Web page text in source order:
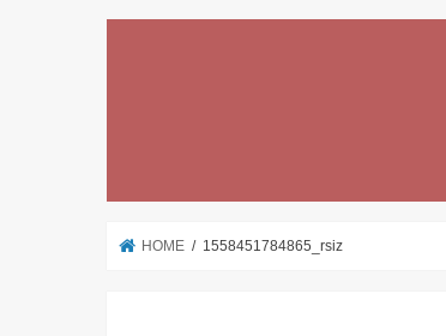
HOME 1558451784865_rsiz